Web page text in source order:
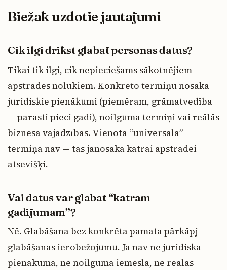
Biežāk uzdotie jautājumi
Cik ilgi drīkst glabāt personas datus?
Tikai tik ilgi, cik nepieciešams sākotnējiem
apstrādes nolūkiem. Konkrēto termiņu nosaka
juridiskie pienākumi (piemēram, grāmatvedība
— parasti pieci gadi), noilguma termiņi vai reālās
biznesa vajadzības. Vienota “universāla”
termiņa nav — tas jānosaka katrai apstrādei
atsevišķi.
Vai datus var glabāt “katram
gadījumam”?
Nē. Glabāšana bez konkrēta pamata pārkāpj
glabāšanas ierobežojumu. Ja nav ne juridiska
pienākuma, ne noilguma iemesla, ne reālas